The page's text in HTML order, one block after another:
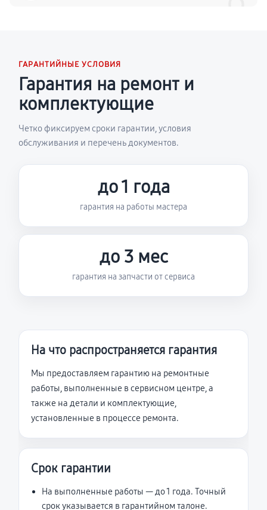
ГАРАНТИЙНЫЕ УСЛОВИЯ
Гарантия на ремонт и
комплектующие
Четко фиксируем сроки гарантии, условия
обслуживания и перечень документов.
до 1 года
гарантия на работы мастера
до 3 мес
гарантия на запчасти от сервиса
На что распространяется гарантия
Мы предоставляем гарантию на ремонтные
работы, выполненные в сервисном центре, а
также на детали и комплектующие,
установленные в процессе ремонта.
Срок гарантии
На выполненные работы — до 1 года. Точный
срок указывается в гарантийном талоне.